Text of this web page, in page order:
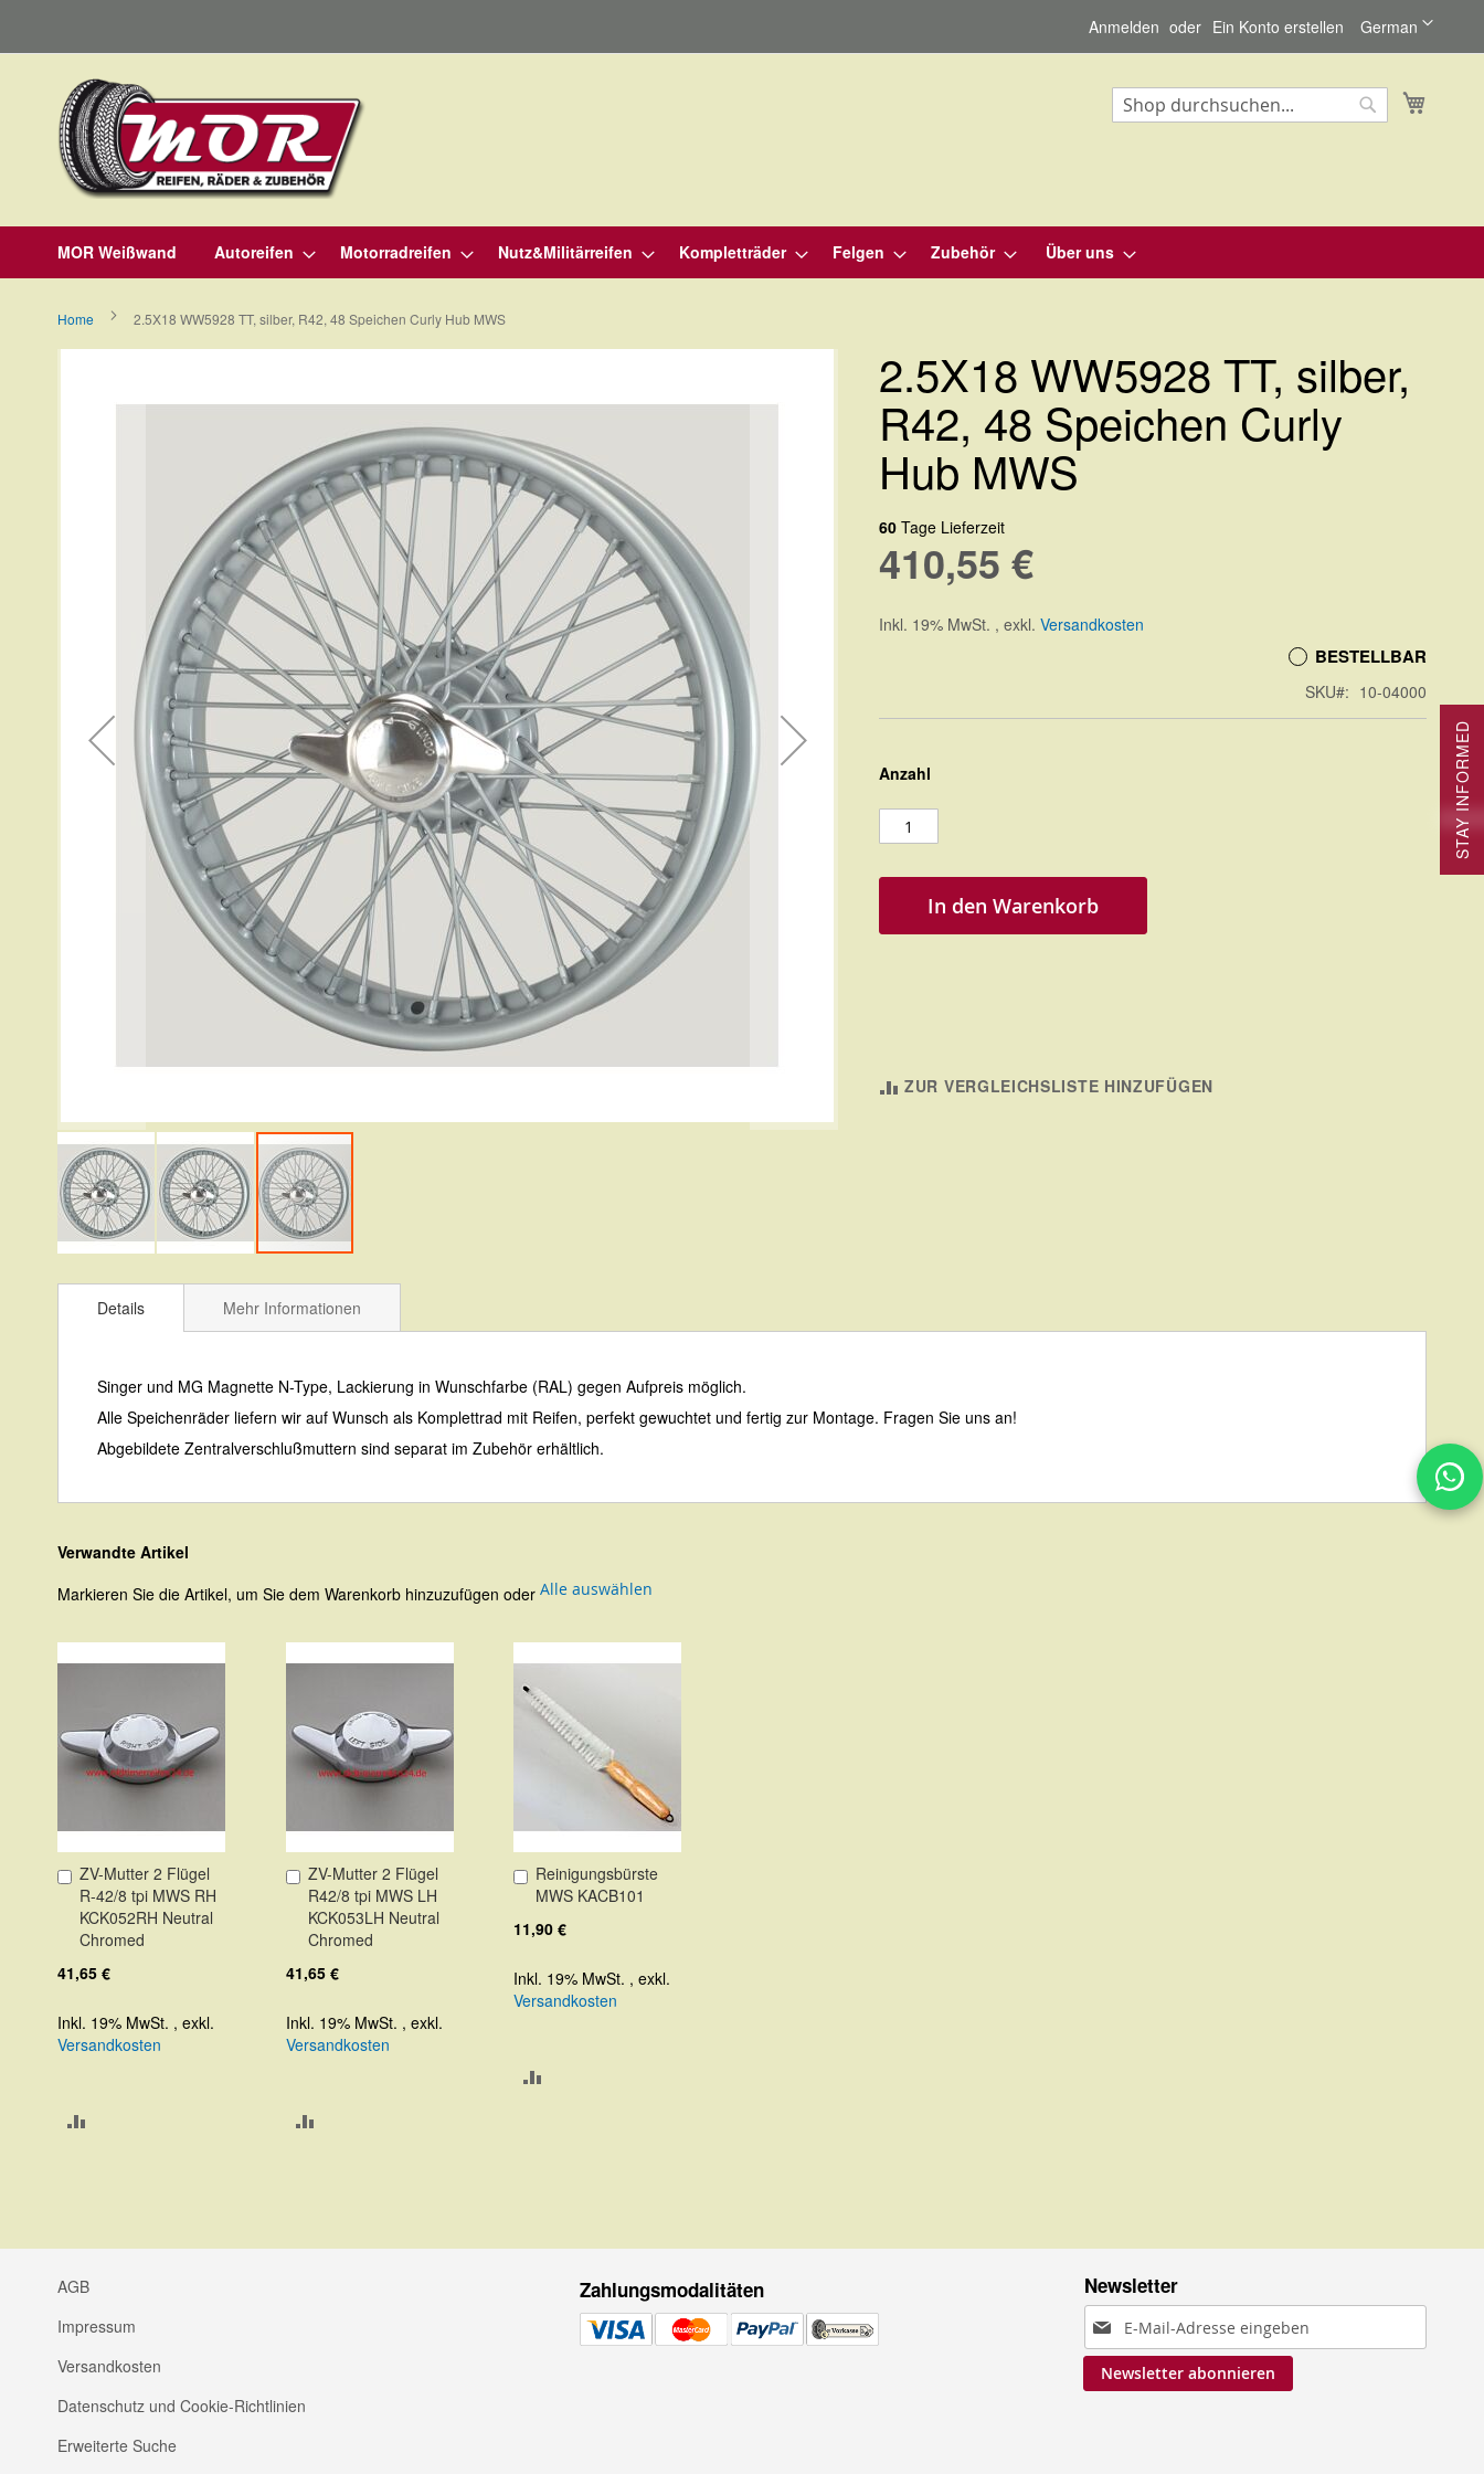
zum
Inhalt
Sprache
German
Anmelden Ein Konto erstellen
MOR Weißwand Autoreifen Motorradreifen Nutz&Militärreifen Kompletträder Felgen Zubehör Über uns
Home 2.5X18 WW5928 TT, silber, R42, 48 Speichen Curly Hub MWS
Anfang
springen
2.5X18 WW5928 TT, silber,
R42, 48 Speichen Curly
Hub MWS
60 Tage Lieferzeit
410,55 €
Inkl. 19% MwSt. , exkl. Versandkosten
BESTELLBAR
SKU 10-04000
Anzahl
In den Warenkorb
ZUR VERGLEICHSLISTE HINZUFÜGEN
Details
Singer und MG Magnette N-Type, Lackierung in Wunschfarbe (RAL) gegen Aufpreis möglich.
Alle Speichenräder liefern wir auf Wunsch als Komplettrad mit Reifen, perfekt gewuchtet und fertig zur Montage. Fragen Sie uns an!
Abgebildete Zentralverschlußmuttern sind separat im Zubehör erhältlich.
Mehr Informationen
Verwandte Artikel
Markieren Sie die Artikel, um Sie dem Warenkorb hinzuzufügen oder Alle auswählen
ZV-Mutter 2 Flügel
R-42/8 tpi MWS RH
KCK052RH Neutral
Chromed
41,65 €
Inkl. 19% MwSt. , exkl.
Versandkosten
In
den
Warenkorb
ZV-Mutter 2 Flügel
R42/8 tpi MWS LH
KCK053LH Neutral
Chromed
41,65 €
Inkl. 19% MwSt. , exkl.
Versandkosten
In
den
Warenkorb
Reinigungsbürste
MWS KACB101
11,90 €
Inkl. 19% MwSt. ,exkl.
Versandkosten
In
den
Warenkorb
Newsletter
Anmeldung
zum
Newsletter:
Newsletter abonnieren
Zahlungsmodalitäten
AGB
Impressum
Versandkosten
Datenschutz und Cookie-Richtlinien
Erweiterte Suche
STAY INFORMED